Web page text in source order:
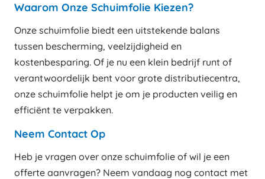
Waarom Onze Schuimfolie Kiezen?
Onze schuimfolie biedt een uitstekende balans
tussen bescherming, veelzijdigheid en
kostenbesparing. Of je nu een klein bedrijf runt of
verantwoordelijk bent voor grote distributiecentra,
onze schuimfolie helpt je om je producten veilig en
efficiënt te verpakken.
Neem Contact Op
Heb je vragen over onze schuimfolie of wil je een
offerte aanvragen? Neem vandaag nog contact met